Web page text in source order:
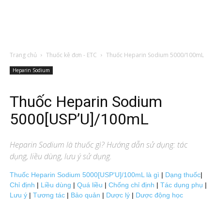
Trang chủ Thuốc kê đơn - ETC Thuốc Heparin Sodium 5000/100mL
Heparin Sodium
Thuốc Heparin Sodium
5000[USP’U]/100mL
Heparin Sodium là thuốc gì? Hướng dẫn sử dụng: tác
dụng, liều dùng, lưu ý sử dụng.
Thuốc Heparin Sodium 5000[USP'U]/100mL là gì | Dạng thuốc|
Chỉ định | Liều dùng | Quá liều | Chống chỉ định | Tác dụng phụ |
Lưu ý | Tương tác | Bảo quản | Dược lý | Dược động học